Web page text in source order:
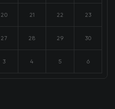
20 21 22 23
27 28 29 30
3 4 5 6